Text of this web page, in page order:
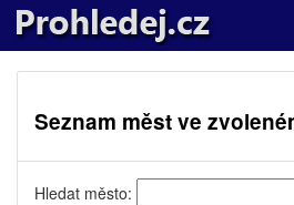
Seznam měst ve
Hledat město: